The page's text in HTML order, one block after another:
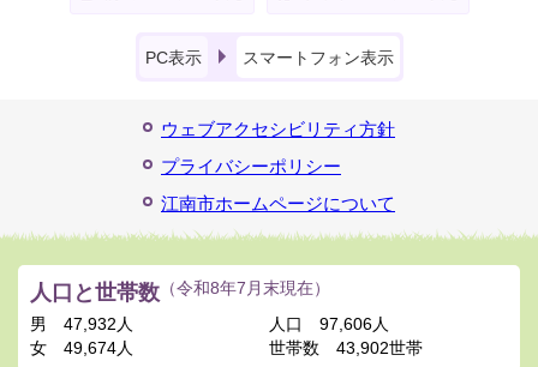
PC表示 スマートフォン表示
ウェブアクセシビリティ方針
プライバシーポリシー
江南市ホームページについて
人口と世帯数 （令和8年7月末現在）
男
47,932人
女
49,674人
人口
97,606人
世帯数
43,902世帯